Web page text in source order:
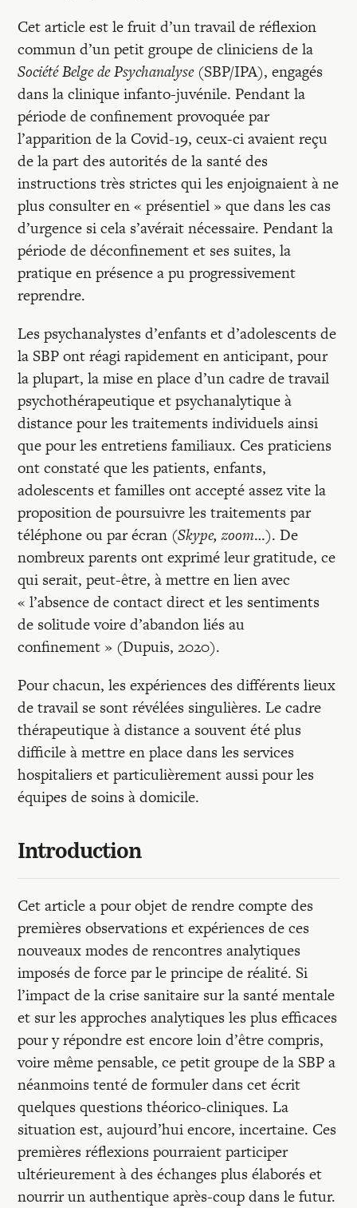
Cet article est le fruit d’un travail de réflexion
commun d’un petit groupe de cliniciens de la
Société Belge de Psychanalyse(SBP/IPA), engagés
dans la clinique infanto-juvénile. Pendant la
période de confinement provoquée par
l’apparition de la Covid-19, ceux-ci avaient reçu
de la part des autorités de la santé des
instructions très strictes qui les enjoignaient à ne
plus consulter en « présentiel » que dans les cas
d’urgence si cela s’avérait nécessaire. Pendant la
période de déconfinement et ses suites, la
pratique en présence a pu progressivement
reprendre.
Les psychanalystes d’enfants et d’adolescents de
la SBP ont réagi rapidement en anticipant, pour
la plupart, la mise en place d’un cadre de travail
psychothérapeutique et psychanalytique à
distance pour les traitements individuels ainsi
que pour les entretiens familiaux. Ces praticiens
ont constaté que les patients, enfants,
adolescents et familles ont accepté assez vite la
proposition de poursuivre les traitements par
téléphone ou par écran (Skype, zoom…). De
nombreux parents ont exprimé leur gratitude, ce
qui serait, peut-être, à mettre en lien avec
« l’absence de contact direct et les sentiments
de solitude voire d’abandon liés au
confinement » (Dupuis, 2020).
Pour chacun, les expériences des différents lieux
de travail se sont révélées singulières. Le cadre
thérapeutique à distance a souvent été plus
difficile à mettre en place dans les services
hospitaliers et particulièrement aussi pour les
équipes de soins à domicile.
Introduction
Cet article a pour objet de rendre compte des
premières observations et expériences de ces
nouveaux modes de rencontres analytiques
imposés de force par le principe de réalité. Si
l’impact de la crise sanitaire sur la santé mentale
et sur les approches analytiques les plus efficaces
pour y répondre est encore loin d’être compris,
voire même pensable, ce petit groupe de la SBP a
néanmoins tenté de formuler dans cet écrit
quelques questions théorico-cliniques. La
situation est, aujourd’hui encore, incertaine. Ces
premières réflexions pourraient participer
ultérieurement à des échanges plus élaborés et
nourrir un authentique après-coup dans le futur.